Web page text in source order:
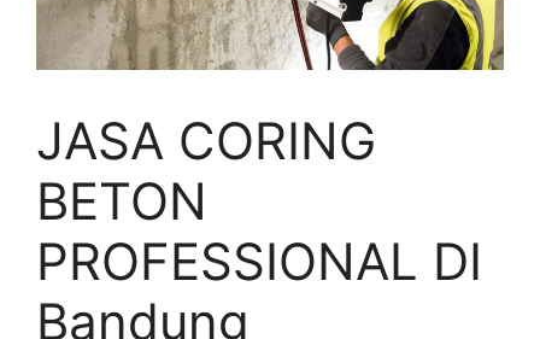
JASA CORING
BETON
PROFESSIONAL DI
Bandung